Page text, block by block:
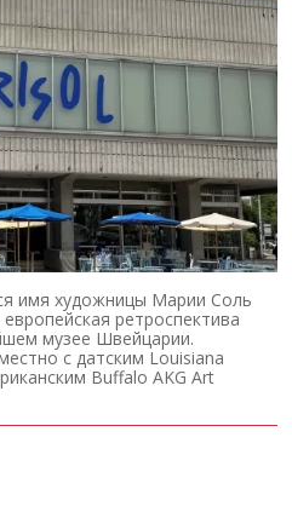
имя художницы Марии Соль
ретроспектива
музее Швейцарии.
с датским Louisiana
Buffalo AKG Art